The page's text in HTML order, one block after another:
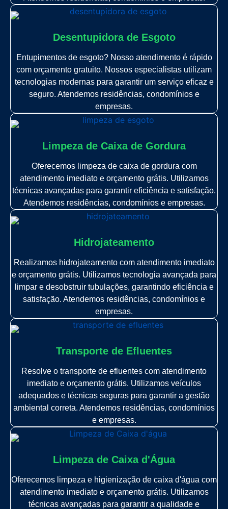
Desentupidora de Esgoto
Entupimentos de esgoto? Nosso atendimento é rápido
com orçamento gratuito. Nossos especialistas utilizam
tecnologias modernas para garantir um serviço eficaz e
seguro. Atendemos residências, condomínios e
empresas.
Limpeza de Caixa de Gordura
Oferecemos limpeza de caixa de gordura com
atendimento imediato e orçamento grátis. Utilizamos
técnicas avançadas para garantir eficiência e satisfação.
Atendemos residências, condomínios e empresas.
Hidrojateamento
Realizamos hidrojateamento com atendimento imediato
e orçamento grátis. Utilizamos tecnologia avançada para
limpar e desobstruir tubulações, garantindo eficiência e
satisfação. Atendemos residências, condomínios e
empresas.
Transporte de Efluentes
Resolve o transporte de efluentes com atendimento
imediato e orçamento grátis. Utilizamos veículos
adequados e técnicas seguras para garantir a gestão
ambiental correta. Atendemos residências, condomínios
e empresas.
Limpeza de Caixa d'Água
Oferecemos limpeza e higienização de caixa d'água com
atendimento imediato e orçamento grátis. Utilizamos
técnicas avançadas para garantir a qualidade e